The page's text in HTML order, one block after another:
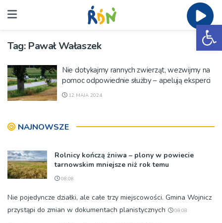
Tag: Pawał Wałaszek
Nie dotykajmy rannych zwierząt, wezwijmy na
pomoc odpowiednie służby – apelują eksperci
12 MAJA 2024
NAJNOWSZE
Rolnicy kończą żniwa – plony w powiecie
tarnowskim mniejsze niż rok temu
08:08
Nie pojedyncze działki, ale całe trzy miejscowości. Gmina Wojnicz
przystąpi do zmian w dokumentach planistycznych
08:08